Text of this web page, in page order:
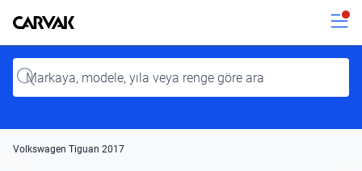
Kavak
Input
Volkswagen Tiguan 2017